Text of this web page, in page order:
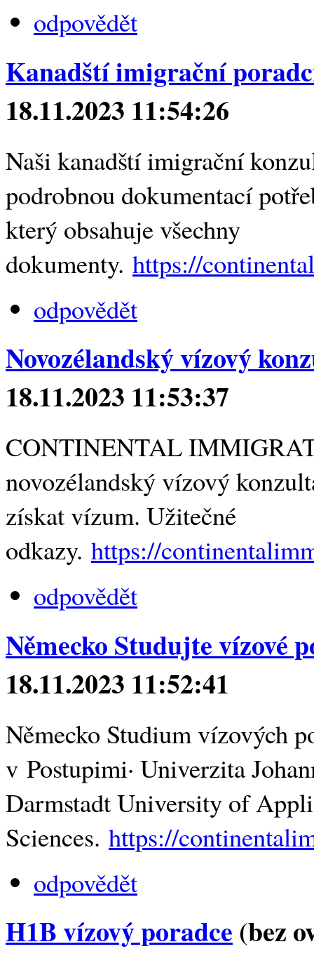
odpovědět
Kanadští imigrační
18.11.2023 11:54:26
Naši kanadští imigrační
podrobnou dokumentací
který obsahuje všechny
dokumenty. https://
odpovědět
Novozélandský vízový
18.11.2023 11:53:37
CONTINENTAL
novozélandský vízový
získat vízum. Užitečné
odkazy. https://
odpovědět
Německo Studujte vízové
18.11.2023 11:52:41
Německo Studium vízových
v Postupimi· Univerzita
Darmstadt University of
Sciences. https://
odpovědět
H1B vízový poradce (bez